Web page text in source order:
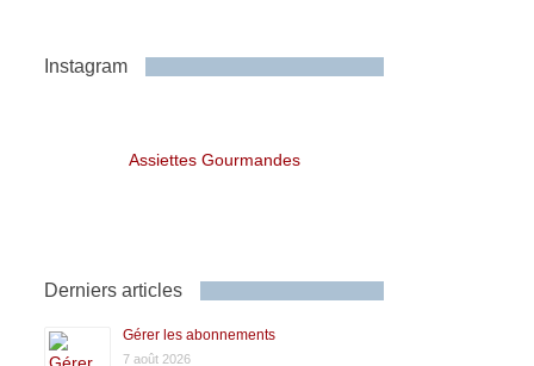
Instagram
Assiettes Gourmandes
Derniers articles
Gérer les abonnements
7 août 2026